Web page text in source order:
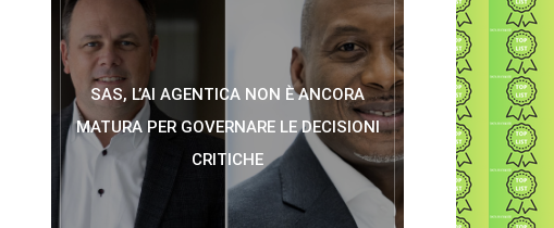
SAS, L’AI AGENTICA NON È ANCORA
MATURA PER GOVERNARE LE DECISIONI
CRITICHE